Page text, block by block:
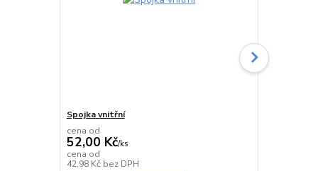
Spojka vnitřní
cena od
52,00 Kč/ks
cena od
42,98 Kč bez DPH